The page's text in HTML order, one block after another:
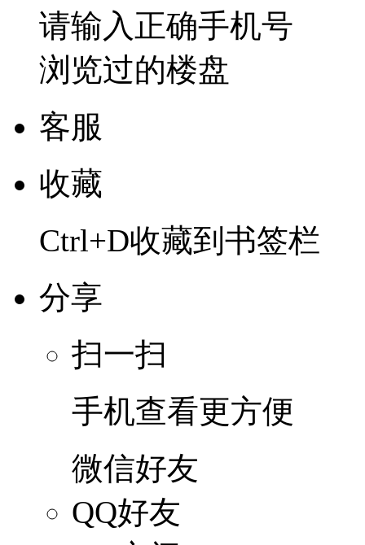
请输入正确手机号
浏览过的楼盘
客服
收藏
Ctrl+D收藏到书签栏
分享
扫一扫
手机查看更方便
微信好友
QQ好友